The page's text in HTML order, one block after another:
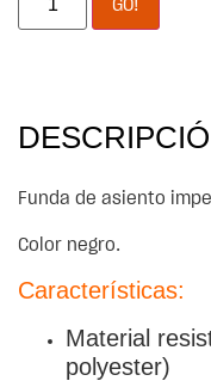
GO!
Funda de asiento
Color negro.
Características:
Material
polyester)